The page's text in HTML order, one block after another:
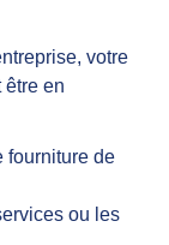
votre
être en
fourniture de
ou les